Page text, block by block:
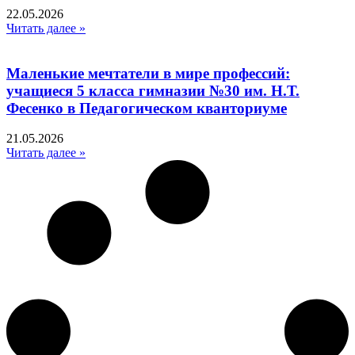
22.05.2026
Читать далее »
Маленькие мечтатели в мире профессий:
учащиеся 5 класса гимназии №30 им. Н.Т.
Фесенко в Педагогическом кванториуме
21.05.2026
Читать далее »